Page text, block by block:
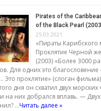
Pirates of the
of the Black Pearl
25.03.2021
«Пираты Карибского
Проклятие Черной
(2003) «Более 3000
Для одних это благословение
Это проклятие» (слоган
дня он схватил двух морских
и на них добрался вплавь. —
…Читать далее »